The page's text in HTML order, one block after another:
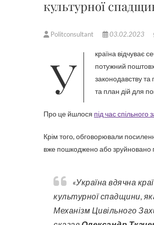
культурної
Politconsultant 03.02.2023
Україна відчуває себе частиною європейської спільноти. Угода про асоціацію між Україною та ЄС дала
потужний
законодавству та
та план дій для
Про це йшлося під час спільного
Крім того, обговорювали
вже пошкоджено або зруйновано
«Україна вдячна країнам-членам ЄС за надану допомогу, зокрема й для захисту і збереження
культурної спадщини,
Механізм Цивільного